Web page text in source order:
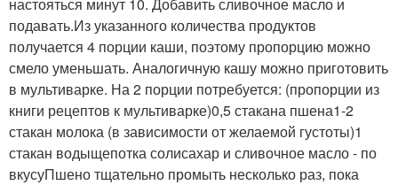
подавать.Из указанного количества продуктов
получается 4 порции каши, поэтому пропорцию можно
смело уменьшать. Аналогичную кашу можно приготовить
в мультиварке. На 2 порции потребуется: (пропорции из
книги рецептов к мультиварке)0,5 стакана пшена1-2
стакан молока (в зависимости от желаемой густоты)1
стакан водыщепотка солисахар и сливочное масло - по
вкусуПшено тщательно промыть несколько раз, пока